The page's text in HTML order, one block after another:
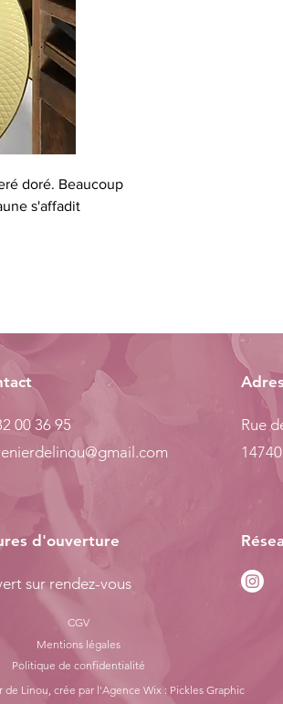
doré. Beaucoup
s'affadit
00 36 95
Rue
d'ouverture
sur rendez-vous
CGV
Mentions légales
Politique de confidentialité
de Linou, crée par l'Agence Wix : Pickles Graphic